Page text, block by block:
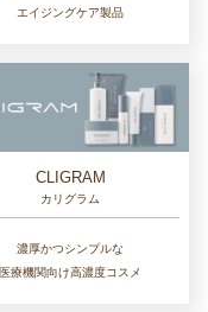
エイジングケア製品
CLIGRAM
カリグラム
濃厚かつシンプルな
医療機関向け高濃度コスメ